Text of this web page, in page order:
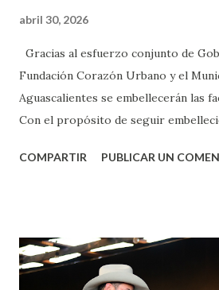
abril 30, 2026
Gracias al esfuerzo conjunto de
Fundación Corazón Urbano y el
Aguascalientes se embellecerán las
Con el propósito de seguir
municipal, Leo Montañez dio inicio
Corazón Urbano y el Municipio
informó que en este programa se
COMPARTIR PUBLICAR UN